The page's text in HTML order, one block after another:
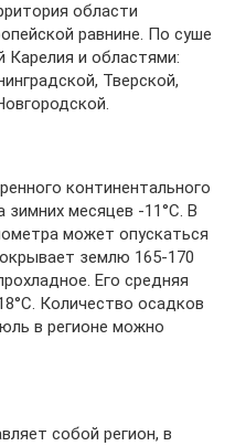
области
равнине. По суше
Карелия и областями:
Тверской,
континентального
месяцев -11°C. В
может опускаться
землю 165-170
Его средняя
Количество осадков
в регионе можно
собой регион, в